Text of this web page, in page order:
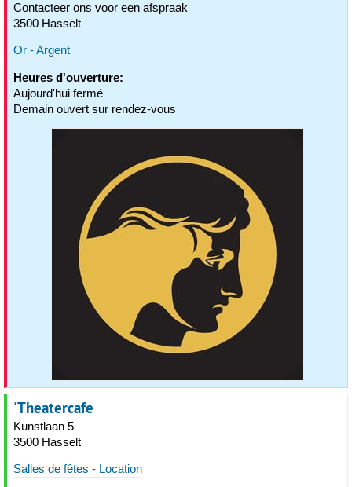
Contacteer ons voor een afspraak
3500 Hasselt
Or - Argent
Heures d'ouverture:
Aujourd'hui fermé
Demain ouvert sur rendez-vous
'Theatercafe
Kunstlaan 5
3500 Hasselt
Salles de fêtes - Location